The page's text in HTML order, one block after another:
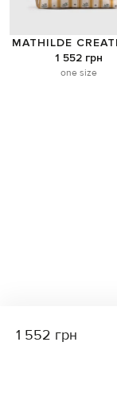
MATHILDE
1 552 грн
one size
1 552 грн